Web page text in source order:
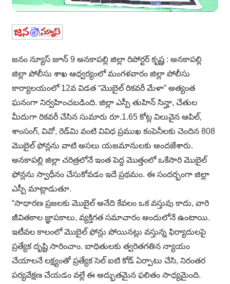
జనం న్యూస్ జూన్ 9 అనకాపల్లి జిల్లా రిపోర్టర్ కృష్ణ : అనకాపల్లి
జిల్లా పోలీసు శాఖ ఆధ్వర్యంలో మంగళవారం జిల్లా పోలీసు
కార్యాలయంలో 12వ విడత “మొబైల్ రికవరీ మేళా” అత్యంత
ఘనంగా నిర్వహించబడింది. జిల్లా ఎస్పీ తుహిన్ సిన్హా, చేతుల
మీదుగా రికవరీ చేసిన సుమారు రూ.1.65 కోట్ల విలువైన ఆపిల్,
శాంసంగ్, వివో, రెడ్‌మి వంటి వివిధ ప్రముఖ కంపెనీలకు చెందిన 808
మొబైల్ ఫోన్లను వాటి అసలు యజమానులకు అందజేశారు.
అనకాపల్లి జిల్లా చరిత్రలోనే ఇంత పెద్ద మొత్తంలో ఒకేసారి మొబైల్
ఫోన్లను స్వాధీనం చేసుకోవడం ఇదే ప్రథమం. ఈ సందర్భంగా జిల్లా
ఎస్పీ మాట్లాడుతూ.
“సాధారణ ప్రజలకు మొబైల్ అనేది కేవలం ఒక వస్తువు కాదు, వారి
జీవితకాల జ్ఞాపకాలు, వ్యక్తిగత సమాచారం అందులోనే ఉంటాయి.
ఇటీవల కాలంలో మొబైల్ ఫోన్లు పోయినట్లు వస్తున్న ఫిర్యాదులపై
ప్రత్యేక దృష్టి సారించాం. బాధితులకు త్వరితగతిన న్యాయం
చేయాలనే లక్ష్యంతో ప్రత్యేక సెల్ ఐటి కోడ్ ఏర్పాటు చేసి, నిరంతర
పర్యవేక్షణ చేయడం వల్లే ఈ అద్భుతమైన ఫలితం సాధ్యమైంది.